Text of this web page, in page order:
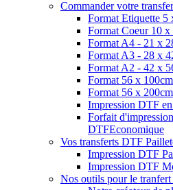
Commander votre
Format Etiquette 5
Format Coeur 10 x
Format A4 - 21 x
Format A3 - 28 x
Format A2 - 42 x
Format 56 x 100cm
Format 56 x 200cm
Impression DTF
Forfait
DTFEconomique
Vos transferts DTF
Impression DTF
Impression DTF
Nos outils pour le